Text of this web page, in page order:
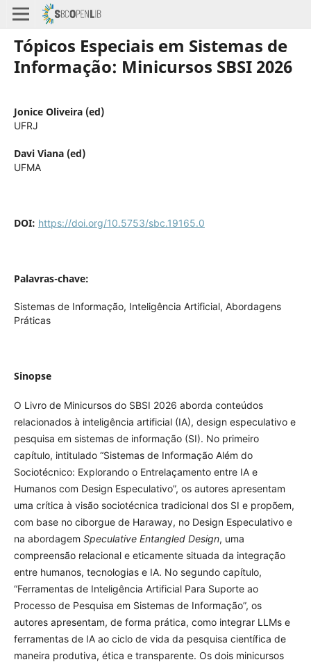
Tópicos Especiais em Sistemas de
Informação: Minicursos SBSI 2026
Jonice Oliveira (ed)
UFRJ
Davi Viana (ed)
UFMA
DOI: https://doi.org/10.5753/sbc.19165.0
Palavras-chave:
Sistemas de Informação, Inteligência Artificial, Abordagens
Práticas
Sinopse
O Livro de Minicursos do SBSI 2026 aborda conteúdos
relacionados à inteligência artificial (IA), design especulativo e
pesquisa em sistemas de informação (SI). No primeiro
capítulo, intitulado “Sistemas de Informação Além do
Sociotécnico: Explorando o Entrelaçamento entre IA e
Humanos com Design Especulativo”, os autores apresentam
uma crítica à visão sociotécnica tradicional dos SI e propõem,
com base no ciborgue de Haraway, no Design Especulativo e
na abordagem Speculative Entangled Design, uma
compreensão relacional e eticamente situada da integração
entre humanos, tecnologias e IA. No segundo capítulo,
“Ferramentas de Inteligência Artificial Para Suporte ao
Processo de Pesquisa em Sistemas de Informação”, os
autores apresentam, de forma prática, como integrar LLMs e
ferramentas de IA ao ciclo de vida da pesquisa científica de
maneira produtiva, ética e transparente. Os dois minicursos